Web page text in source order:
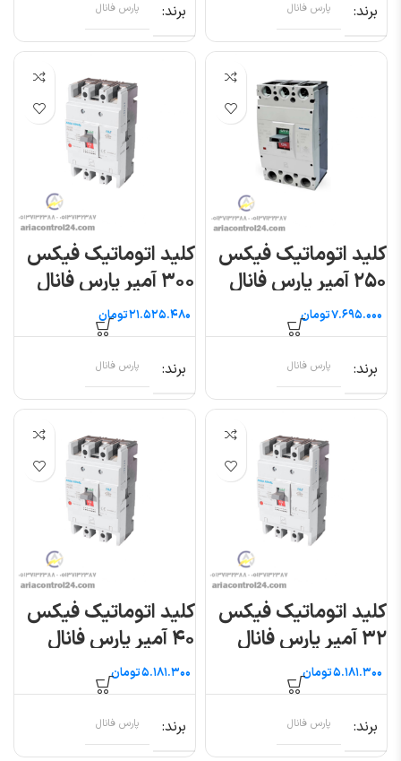
برند پارس فانال برند پارس فانال
کلید اتوماتیک فیکس
۲۵۰ آمپر پارس فانال
تومان
برند پارس فانال
کلید اتوماتیک فیکس
۳۰۰ آمپر پارس فانال
تومان
برند پارس فانال
کلید اتوماتیک فیکس
۳۲ آمپر پارس فانال
تومان
برند پارس فانال
کلید اتوماتیک فیکس
۴۰ آمپر پارس فانال
تومان
برند پارس فانال